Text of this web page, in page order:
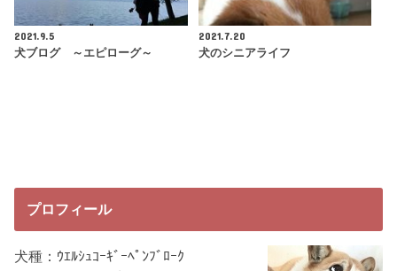
2021.9.5
犬ブログ ～エピローグ～
2021.7.20
犬のシニアライフ
プロフィール
犬種：ｳｴﾙｼｭｺｰｷﾞｰﾍﾟﾝﾌﾞﾛｰｸ